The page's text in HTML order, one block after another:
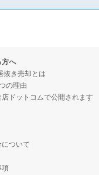
件一覧
件一覧
件の案件一覧
一覧
案件一覧
方へ
抜き売却とは
の理由
ドットコムで公開されます
ついて
項